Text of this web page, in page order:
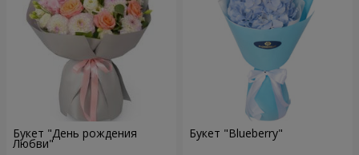
Букет "День рождения
Любви"
Букет "Blueberry"